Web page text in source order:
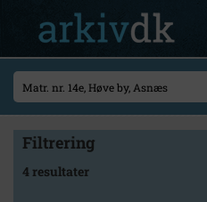
Filtrering
4 resultater